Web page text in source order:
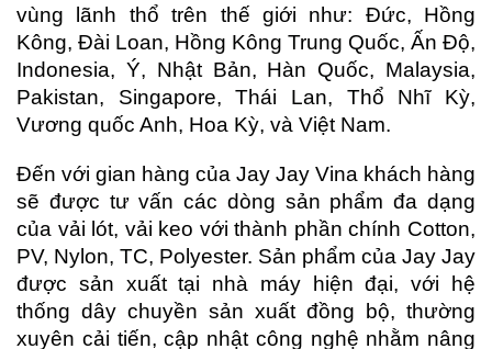
vùng lãnh thổ trên thế giới như: Đức, Hồng
Kông, Đài Loan, Hồng Kông Trung Quốc, Ấn Độ,
Indonesia, Ý, Nhật Bản, Hàn Quốc, Malaysia,
Pakistan, Singapore, Thái Lan, Thổ Nhĩ Kỳ,
Vương quốc Anh, Hoa Kỳ, và Việt Nam.
Đến với gian hàng của Jay Jay Vina khách hàng
sẽ được tư vấn các dòng sản phẩm đa dạng
của vải lót, vải keo với thành phần chính Cotton,
PV, Nylon, TC, Polyester. Sản phẩm của Jay Jay
được sản xuất tại nhà máy hiện đại, với hệ
thống dây chuyền sản xuất đồng bộ, thường
xuyên cải tiến, cập nhật công nghệ nhằm nâng